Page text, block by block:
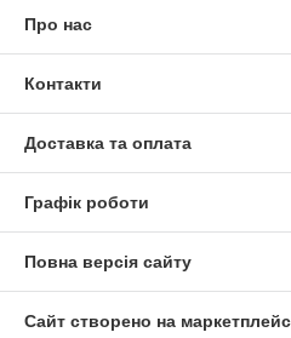
Про нас
Контакти
Доставка та оплата
Графік роботи
Повна версія сайту
Сайт створено на